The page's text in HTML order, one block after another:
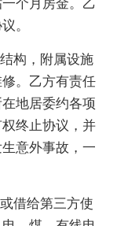
个月房金。乙
。
构，附属设施
。乙方有责任
地居委约各项
终止协议，并
意外事故，一
借给第三方使